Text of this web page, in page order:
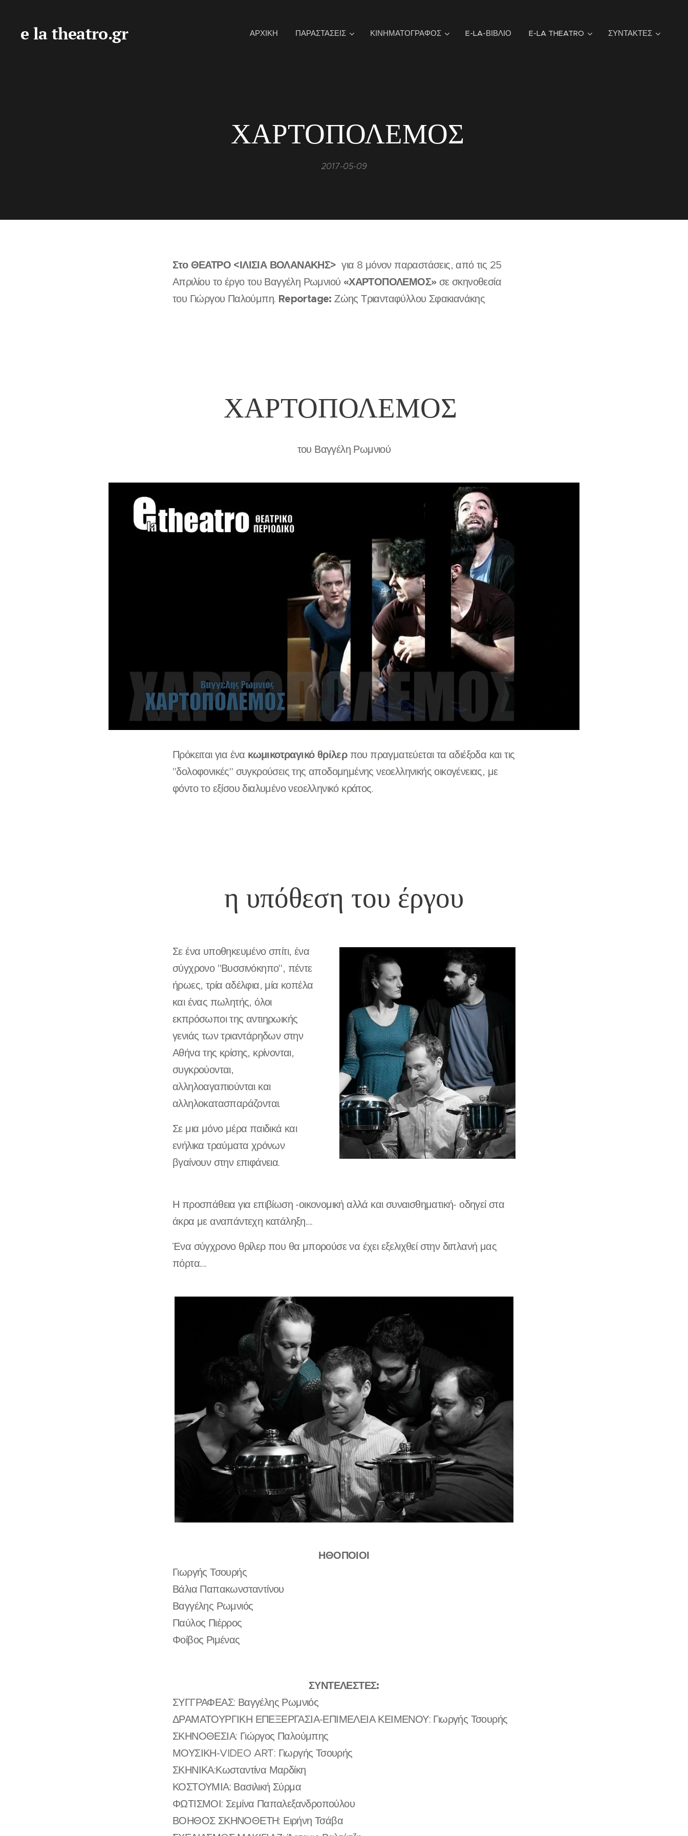
e la theatro.gr ΑΡΧΙΚΉ ΠΑΡΑΣΤΑΣΕΙΣ ΚΙΝΗΜΑΤΟΓΡΑΦΟΣ E-LA-ΒΙΒΛΙΟ E-LA THEATRO ΣΥΝΤΑΚΤΕΣ
ΧΑΡΤΟΠΟΛΕΜΟΣ
2017-05-09
Στο ΘΕΑΤΡΟ <ΙΛΙΣΙΑ ΒΟΛΑΝΑΚΗΣ>για 8 μόνον παραστάσεις, από τις 25
Απριλίου το έργο του Βαγγέλη Ρωμνιού «ΧΑΡΤΟΠΟΛΕΜΟΣ»σε σκηνοθεσία
του Γιώργου Παλούμπη. Reportage: Ζώης Τριανταφύλλου Σφακιανάκης
ΧΑΡΤΟΠΟΛΕΜΟΣ
του Βαγγέλη Ρωμνιού
Πρόκειται για ένα κωμικοτραγικό θρίλερπου πραγματεύεται τα αδιέξοδα και τις
"δολοφονικές" συγκρούσεις της αποδομημένης νεοελληνικής οικογένειας, με
φόντο το εξίσου διαλυμένο νεοελληνικό κράτος.
η υπόθεση του έργου
Σε ένα υποθηκευμένο σπίτι, ένα
σύγχρονο "Βυσσινόκηπο", πέντε
ήρωες, τρία αδέλφια, μία κοπέλα
και ένας πωλητής, όλοι
εκπρόσωποι της αντιηρωικής
γενιάς των τριαντάρηδων στην
Αθήνα της κρίσης, κρίνονται,
συγκρούονται,
αλληλοαγαπιούνται και
αλληλοκατασπαράζονται.
Σε μια μόνο μέρα παιδικά και
ενήλικα τραύματα χρόνων
βγαίνουν στην επιφάνεια.
Η προσπάθεια για επιβίωση -οικονομική αλλά και συναισθηματική- οδηγεί στα
άκρα με αναπάντεχη κατάληξη....
Ένα σύγχρονο θρίλερ που θα μπορούσε να έχει εξελιχθεί στην διπλανή μας
πόρτα....
ΗΘΟΠΟΙΟΙ
Γιωργής Τσουρής
Βάλια Παπακωνσταντίνου
Βαγγέλης Ρωμνιός
Παύλος Πιέρρος
Φοίβος Ριμένας
ΣΥΝΤΕΛΕΣΤΕΣ:
ΣΥΓΓΡΑΦΕΑΣ: Βαγγέλης Ρωμνιός
ΔΡΑΜΑΤΟΥΡΓΙΚΗ ΕΠΕΞΕΡΓΑΣΙΑ-ΕΠΙΜΕΛΕΙΑ ΚΕΙΜΕΝΟΥ: Γιωργής Τσουρής
ΣΚΗΝΟΘΕΣΙΑ: Γιώργος Παλούμπης
ΜΟΥΣΙΚΗ-VIDEO ART: Γιωργής Τσουρής
ΣΚΗΝΙΚΑ:Κωσταντίνα Μαρδίκη
ΚΟΣΤΟΥΜΙΑ: Βασιλική Σύρμα
ΦΩΤΙΣΜΟΙ: Σεμίνα Παπαλεξανδροπούλου
ΒΟΗΘΟΣ ΣΚΗΝΟΘΕΤΗ: Ειρήνη Τσάβα